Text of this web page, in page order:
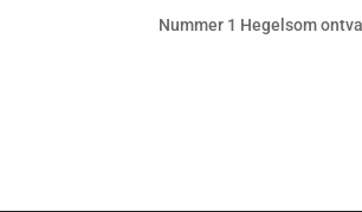
Nummer 1 Hegelsom